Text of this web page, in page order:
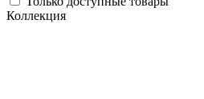
Коллекция